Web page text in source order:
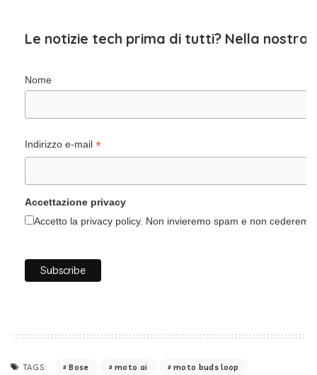
Le notizie tech prima di tutti? Nella nostra
Nome
Indirizzo e-mail *
Accettazione privacy
Accetto la privacy policy. Non invieremo spam e non
TAGS: Bose moto ai
moto buds loop